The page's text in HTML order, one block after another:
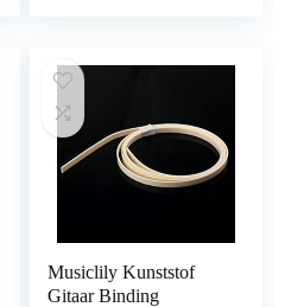
Musiclily Kunststof
Gitaar Binding